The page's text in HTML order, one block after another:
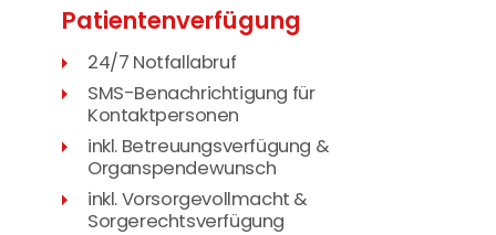
Patienten­verfügung
24/7 Notfallabruf
SMS-Benachrichtigung für
Kontaktpersonen
inkl. Betreuungsverfügung &
Organspendewunsch
inkl. Vorsorgevollmacht &
Sorgerechtsverfügung